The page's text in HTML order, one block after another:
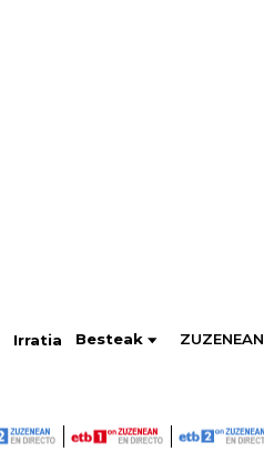
Irratia Besteak ZUZENEAN